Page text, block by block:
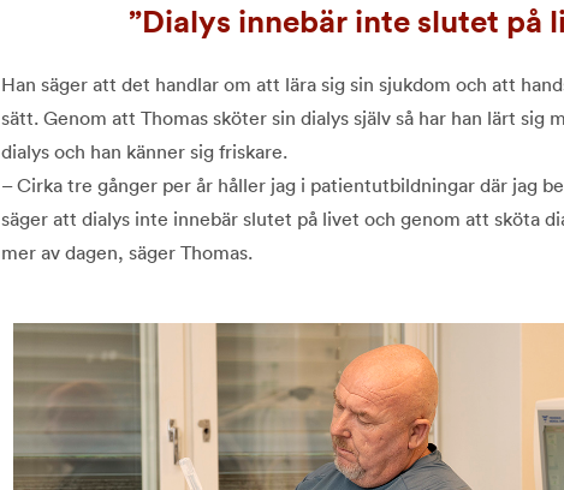
Dialys innebär inte slutet på
Han säger att det handlar om att lära sig sin sjukdom och att
sätt. Genom att Thomas sköter sin dialys själv så har han lärt sig
dialys och han känner sig friskare.
– Cirka tre gånger per år håller jag i patientutbildningar där jag
säger att dialys inte innebär slutet på livet och genom att sköta
mer av dagen, säger Thomas.